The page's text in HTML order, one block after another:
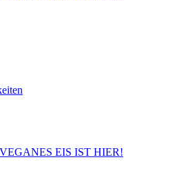
EIS IST HIER!